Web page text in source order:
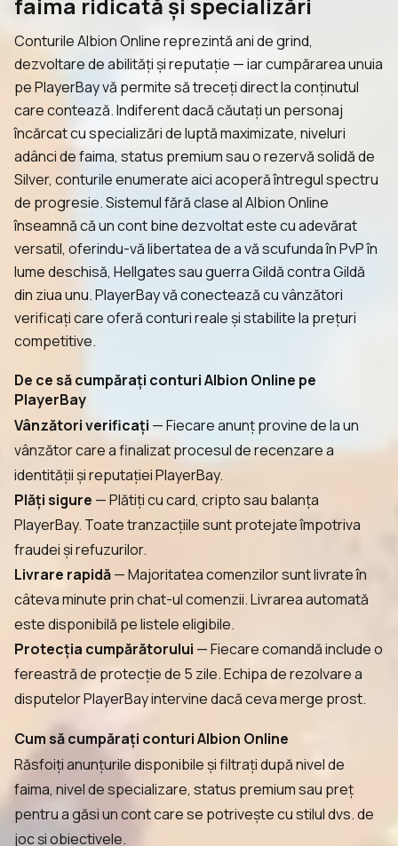
Conturile Albion Online reprezintă ani de grind,
dezvoltare de abilități și reputație — iar cumpărarea unuia
pe PlayerBay vă permite să treceți direct la conținutul
care contează. Indiferent dacă căutați un personaj
încărcat cu specializări de luptă maximizate, niveluri
adânci de faima, status premium sau o rezervă solidă de
Silver, conturile enumerate aici acoperă întregul spectru
de progresie. Sistemul fără clase al Albion Online
înseamnă că un cont bine dezvoltat este cu adevărat
versatil, oferindu-vă libertatea de a vă scufunda în PvP în
lume deschisă, Hellgates sau guerra Gildă contra Gildă
din ziua unu. PlayerBay vă conectează cu vânzători
verificați care oferă conturi reale și stabilite la prețuri
competitive.
De ce să cumpărați conturi Albion Online pe
PlayerBay
Vânzători verificați — Fiecare anunț provine de la un
vânzător care a finalizat procesul de recenzare a
identității și reputației PlayerBay.
Plăți sigure — Plătiți cu card, cripto sau balanța
PlayerBay. Toate tranzacțiile sunt protejate împotriva
fraudei și refuzurilor.
Livrare rapidă— Majoritatea comenzilor sunt livrate în
câteva minute prin chat-ul comenzii. Livrarea automată
este disponibilă pe listele eligibile.
Protecția cumpărătorului — Fiecare comandă include o
fereastră de protecție de 5 zile. Echipa de rezolvare a
disputelor PlayerBay intervine dacă ceva merge prost.
Cum să cumpărați conturi Albion Online
Răsfoiți anunțurile disponibile și filtrați după nivel de
faima, nivel de specializare, status premium sau preț
pentru a găsi un cont care se potrivește cu stilul dvs. de
joc și obiectivele.